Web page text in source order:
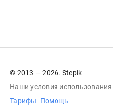
© 2013 — 2026. Stepik
Наши условия использования
Тарифы
Помощь